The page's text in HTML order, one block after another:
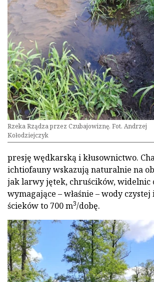
Rzeka Rządza przez Czubajowiznę. Fot. Andrzej
Kołodziejczyk
presję wędkarską i kłusownictwo.
ichtiofauny wskazują naturalnie na
jak larwy jętek, chruścików, widelnic
wymagające – właśnie – wody
ścieków to 700 m3/dobę.